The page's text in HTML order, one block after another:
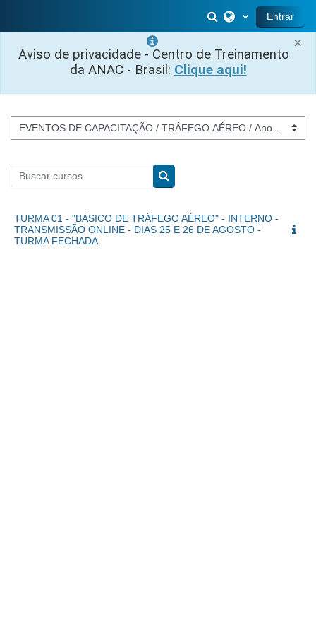
×
Aviso de privacidade - Centro de Treinamento
da ANAC - Brasil: Clique aqui!
Alternar entrada
Entrar
Categorias de Cursos
Buscar cursos
Buscar cursos
TURMA 01 - "BÁSICO DE TRÁFEGO AÉREO" - INTERNO -
TRANSMISSÃO ONLINE - DIAS 25 E 26 DE AGOSTO -
TURMA FECHADA